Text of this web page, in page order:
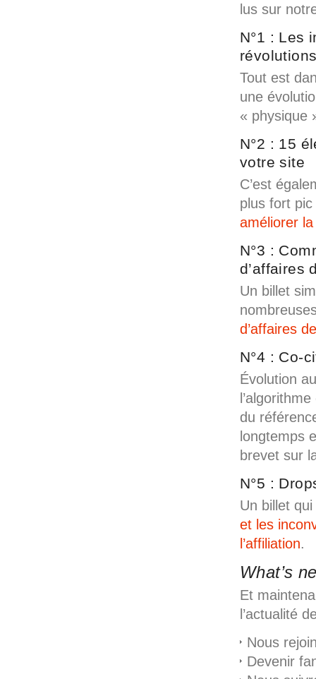
lus sur
N°1 : Les
Tout est
une
« physique
N°2 : 15
votre site
C’est
plus fort
améliorer
N°3 :
d’affaires
Un billet
d’affaires
N°4 : Co-
Évolution
du
longtemps
brevet sur
N°5 :
Un billet
et les
l’affiliation.
What’s
Et
l’actualité
Nous
Devenir